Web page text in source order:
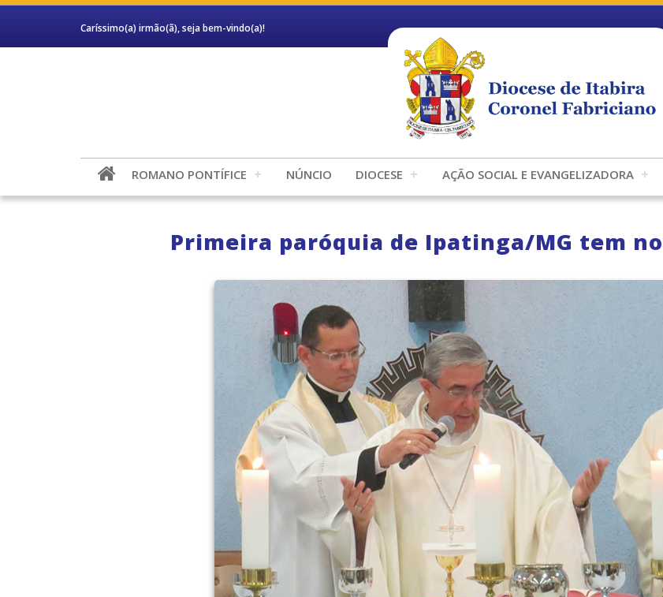
Caríssimo(a) irmão(ã), seja bem-vindo(a)!
ROMANO PONTÍFICE NÚNCIO DIOCESE AÇÃO SOCIAL E EVANGELIZADORA
Primeira paróquia de Ipatinga/MG tem